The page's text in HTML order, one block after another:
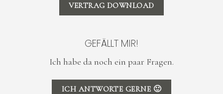
VERTRAG DOWNLOAD
GEFÄLLT MIR!
Ich habe da noch ein paar Fragen.
ICH ANTWORTE GERNE 🙂